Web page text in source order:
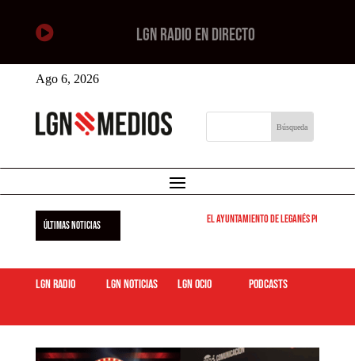
 LGN RADIO EN DIRECTO
Ago 6, 2026
ÚLTIMAS NOTICIAS El Ayuntamiento de Leganés pone en
LGN Radio LGN Noticias LGN ocio podcasts